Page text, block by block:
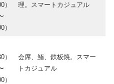
）
）
理。スマートカジュアル
）
）
会席、鮨、鉄板焼。スマー
トカジュアル